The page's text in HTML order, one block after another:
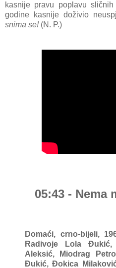
kasnije pravu poplavu
godine kasnije doživio
snima se!(N. P.)
05:43 - Nema
Domaći, crno-bijeli,
Radivoje Lola
Aleksić, Miodrag
Đukić, Đokica